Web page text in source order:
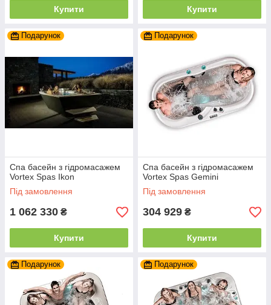
Купити Купити
Подарунок
Спа басейн з гідромасажем
Vortex Spas Ikon
Під замовлення
1 062 330 ₴
Купити
Подарунок
Спа басейн з гідромасажем
Vortex Spas Gemini
Під замовлення
304 929 ₴
Купити
Подарунок Подарунок